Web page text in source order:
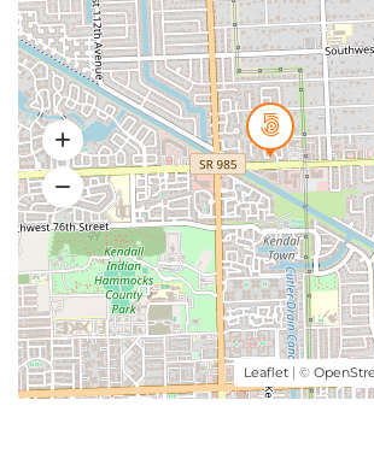
Leaflet | ©